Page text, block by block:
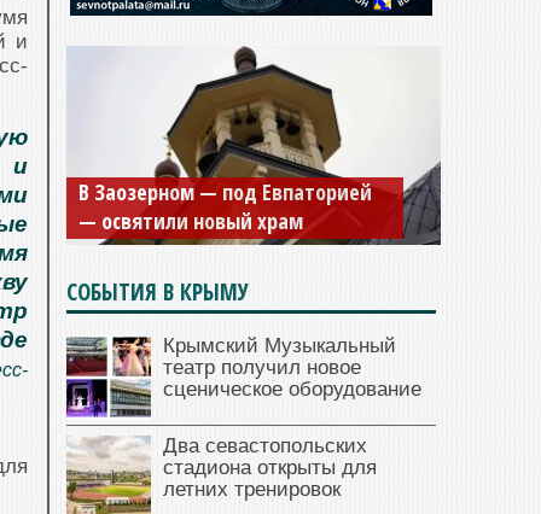
и
и
В Заозерном — под Евпаторией
— освятили новый храм
СОБЫТИЯ В КРЫМУ
Крымский Музыкальный
театр получил новое
сценическое оборудование
Два севастопольских
стадиона открыты для
летних тренировок